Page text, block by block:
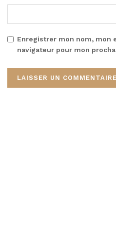
Enregistrer mon nom, mon
navigateur pour mon